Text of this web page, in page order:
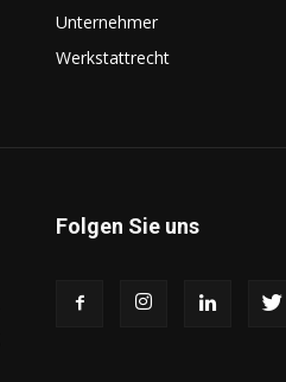
Unternehmer
Werkstattrecht
Folgen Sie uns